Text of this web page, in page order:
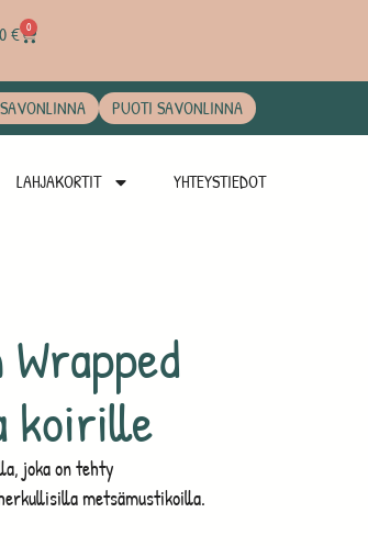
€ 0
PUOTI SAVONLINNA
LAHJAKORTIT YHTEYSTIEDOT
koirille
joka on tehty
metsämustikoilla.